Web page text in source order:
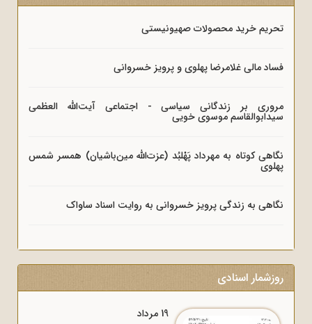
تحریم خرید محصولات صهیونیستی
فساد مالی غلامرضا پهلوی و پرویز خسروانی
مروری بر زندگانی سیاسی - اجتماعی آیت‌الله العظمی
سیدابوالقاسم موسوی خویی
نگاهی کوتاه به مهرداد پَهْلبُد (عزت‌الله مین‌باشیان) همسر شمس
پهلوی
نگاهی به زندگی پرویز خسروانی به روایت اسناد ساواک
روزشمار اسنادی
19 مرداد